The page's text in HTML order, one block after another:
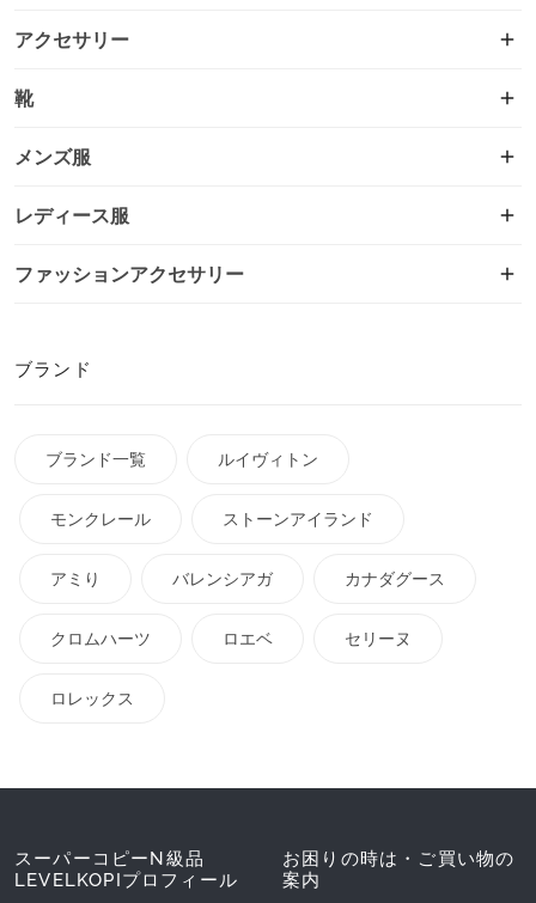
アクセサリー
靴
メンズ服
レディース服
ファッションアクセサリー
ブランド
ブランド一覧 ルイヴィトン
モンクレール ストーンアイランド
アミり バレンシアガ カナダグース
クロムハーツ ロエベ セリーヌ
ロレックス
スーパーコピーN級品
LEVELKOPIプロフィール
お困りの時は・ご買い物の
案内